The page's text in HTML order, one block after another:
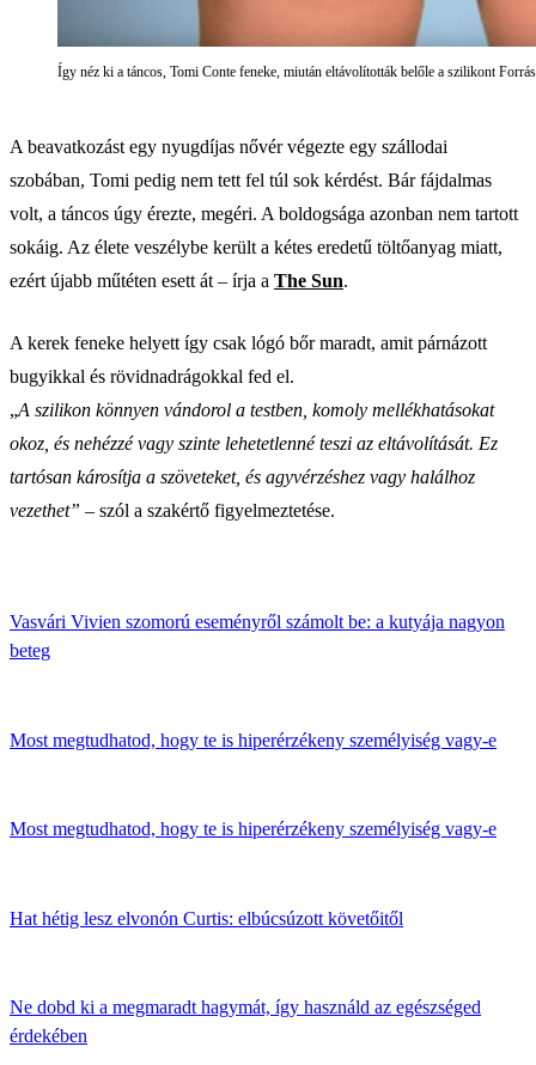
Így néz ki a táncos, Tomi Conte feneke, miután eltávolították belőle a szilikont
A beavatkozást egy nyugdíjas nővér végezte egy szállodai
szobában, Tomi pedig nem tett fel túl sok kérdést. Bár fájdalmas
volt, a táncos úgy érezte, megéri. A boldogsága azonban nem tartott
sokáig. Az élete veszélybe került a kétes eredetű töltőanyag miatt,
ezért újabb műtéten esett át – írja a The Sun.
A kerek feneke helyett így csak lógó bőr maradt, amit párnázott
bugyikkal és rövidnadrágokkal fed el.
„A szilikon könnyen vándorol a testben, komoly mellékhatásokat
okoz, és nehézzé vagy szinte lehetetlenné teszi az eltávolítását. Ez
tartósan károsítja a szöveteket, és agyvérzéshez vagy halálhoz
vezethet” – szól a szakértő figyelmeztetése.
Vasvári Vivien szomorú eseményről számolt be: a kutyája nagyon
beteg
Most megtudhatod, hogy te is hiperérzékeny személyiség vagy-e
Most megtudhatod, hogy te is hiperérzékeny személyiség vagy-e
Hat hétig lesz elvonón Curtis: elbúcsúzott követőitől
Ne dobd ki a megmaradt hagymát, így használd az egészséged
érdekében